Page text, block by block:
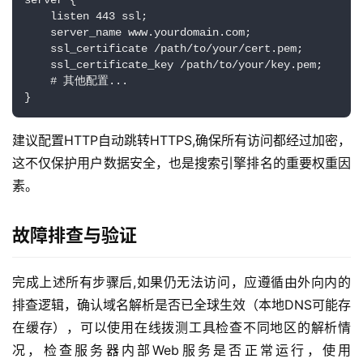
首
产
品
与
务
互
联
网
+
    listen 443 ssl;
    server_name www.yourdomain.com;
    ssl_certificate /path/to/your/cert.pem;
    ssl_certificate_key /path/to/your/key.pem;
    # 其他配置...
}
建议配置HTTP自动跳转HTTPS,确保所有访问都经过加密，
这不仅保护用户数据安全，也是搜索引擎排名的重要权重因
素。
故障排查与验证
完成上述所有步骤后,如果仍无法访问，应遵循由外向内的
排查逻辑，确认域名解析是否已全球生效（本地DNS可能存
在缓存），可以使用在线拨测工具检查不同地区的解析情
况，检查服务器内部Web服务是否正常运行，使用